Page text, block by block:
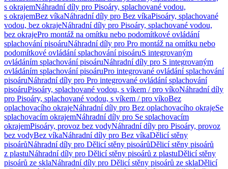
s okrajemNáhradní díly pro Pisoáry, splachované vodou,
s okrajemBez víkaNáhradní díly pro Bez víkaPisoáry, splachované
vodou, bez okrajeNáhradní díly pro Pisoáry, splachované vodou,
bez okrajePro montáž na omítku nebo podomítkové ovládání
splachování pisoáruNáhradní díly pro Pro montáž na omítku nebo
podomítkové ovládání splachování pisoáruS integrovaným
ovládáním splachování pisoáruNáhradní díly pro S integrovaným
ovládáním splachování pisoáruPro integrované ovládání splachování
pisoáruNáhradní díly pro Pro integrované ovládání splachování
pisoáruPisoáry, splachované vodou, s víkem / pro víkoNáhradní díly
pro Pisoáry, splachované vodou, s víkem / pro víkoBez
oplachovacího okrajeNáhradní díly pro Bez oplachovacího okrajeSe
splachovacím okrajemNáhradní díly pro Se splachovacím
okrajemPisoáry, provoz bez vodyNáhradní díly pro Pisoáry, provoz
bez vodyBez víkaNáhradní díly pro Bez víkaDělicí stěny
pisoárůNáhradní díly pro Dělicí stěny pisoárůDělicí stěny pisoárů
z plastuNáhradní díly pro Dělicí stěny pisoárů z plastuDělicí stěny
pisoárů ze sklaNáhradní díly pro Dělicí stěny pisoárů ze sklaDělicí